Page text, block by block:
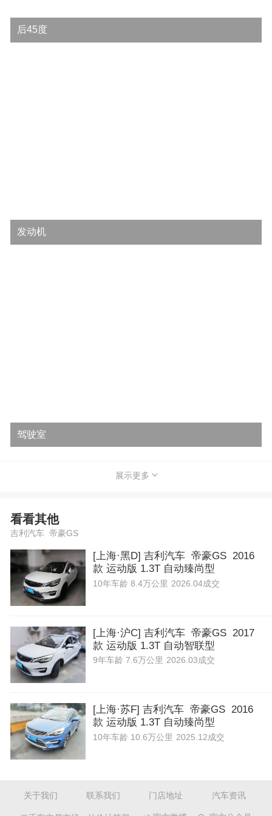
后45度
发动机
驾驶室
展示更多
看看其他
吉利汽车 帝豪GS
[上海·黑D] 吉利汽车 帝豪GS 2016
款 运动版 1.3T 自动臻尚型
10年车龄 8.4万公里 2026.04成交
[上海·沪C] 吉利汽车 帝豪GS 2017
款 运动版 1.3T 自动智联型
9年车龄 7.6万公里 2026.03成交
[上海·苏F] 吉利汽车 帝豪GS 2016
款 运动版 1.3T 自动臻尚型
10年车龄 10.6万公里 2025.12成交
关于我们 联系我们 门店地址 汽车资讯